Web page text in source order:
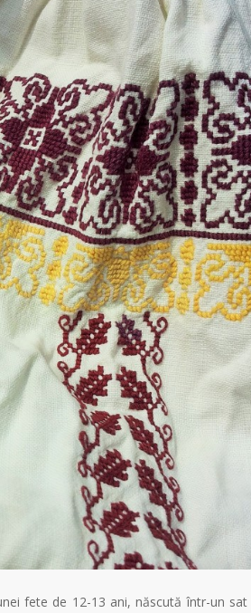
fete de 12-13 ani, născută într-un sat